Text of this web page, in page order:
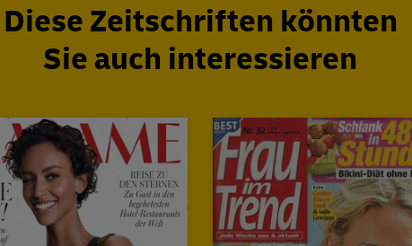
Diese Zeitschriften könnten
Sie auch interessieren